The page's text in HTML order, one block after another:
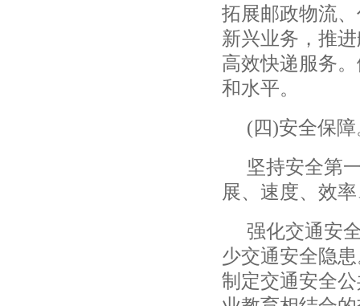
拓展邮政物流
新兴业务，推
高效快递服务
和水平。
(四)安全保障
坚持安全第
展、速度、效
强化交通安
少交通安全隐
制定交通安全